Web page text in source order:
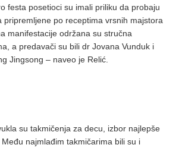
festa posetioci su imali priliku da probaju
pripremljene po receptima vrsnih majstora
manifestacije održana su stručna
a predavači su bili dr Jovana Vunduk i
Jingsong – naveo je Relić.
su takmičenja za decu, izbor najlepše
najmlađim takmičarima bili su i